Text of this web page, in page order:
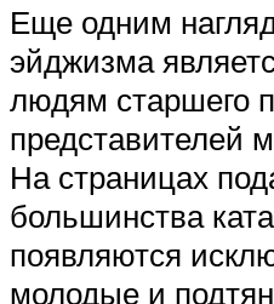
Еще одним
эйджизма
людям старшего
представителей
На страницах
большинства
появляются
молодые и